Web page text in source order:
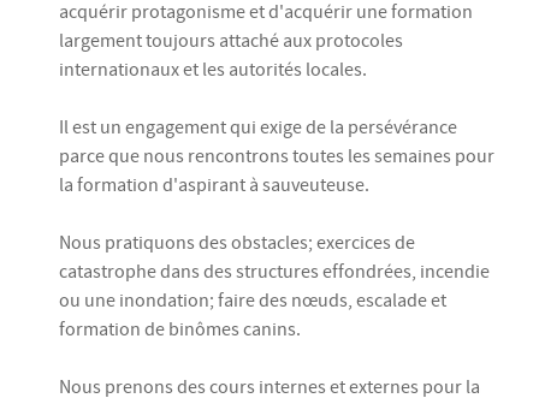
acquérir protagonisme et d'acquérir une formation
largement toujours attaché aux protocoles
internationaux et les autorités locales.
Il est un engagement qui exige de la persévérance
parce que nous rencontrons toutes les semaines pour
la formation d'aspirant à sauveuteuse.
Nous pratiquons des obstacles; exercices de
catastrophe dans des structures effondrées, incendie
ou une inondation; faire des nœuds, escalade et
formation de binômes canins.
Nous prenons des cours internes et externes pour la